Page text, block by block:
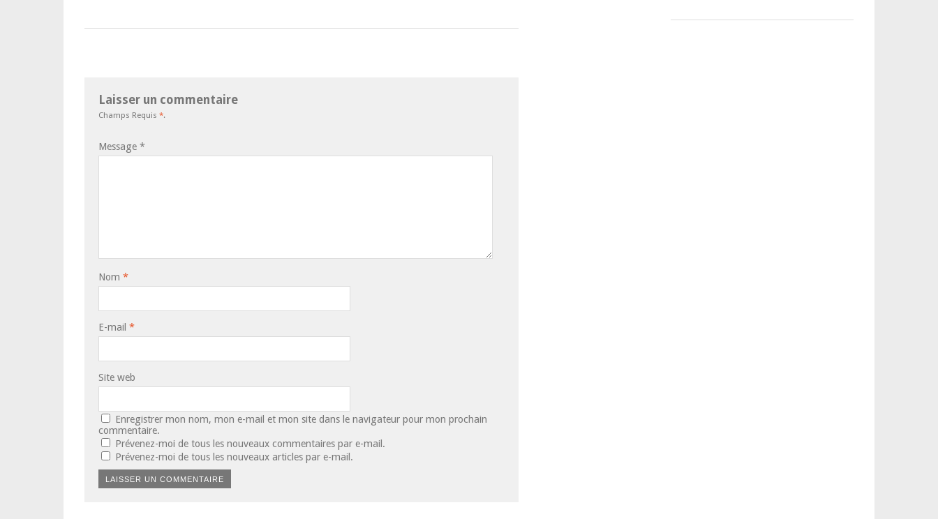
Laisser un commentaire
Champs Requis *.
Message *
Nom *
E-mail *
Site web
Enregistrer mon nom, mon e-mail et mon site dans le navigateur pour mon prochain
commentaire.
Prévenez-moi de tous les nouveaux commentaires par e-mail.
Prévenez-moi de tous les nouveaux articles par e-mail.